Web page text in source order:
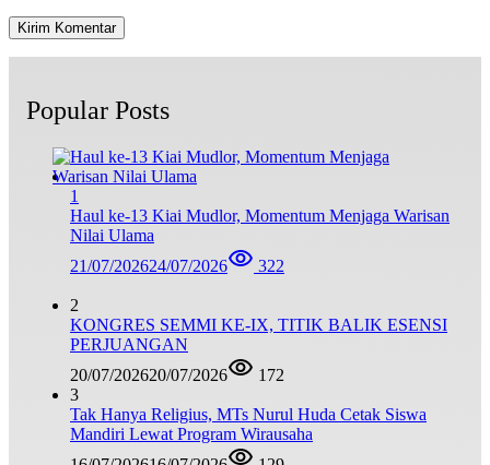
Popular Posts
1
Haul ke-13 Kiai Mudlor, Momentum Menjaga Warisan
Nilai Ulama
21/07/202624/07/2026 322
2
KONGRES SEMMI KE-IX, TITIK BALIK ESENSI
PERJUANGAN
20/07/202620/07/2026
172
3
Tak Hanya Religius, MTs Nurul Huda Cetak Siswa
Mandiri Lewat Program Wirausaha